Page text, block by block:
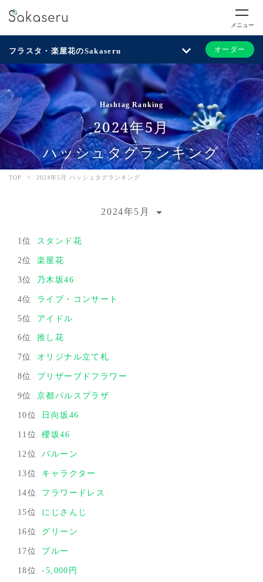
メニュー
フラスタ・楽屋花のSakaseru オーダー
Hashtag Ranking
2024年5月
ハッシュタグランキング
TOP > 2024年5月 ハッシュタグランキング
2024年5月
1位 スタンド花
2位 楽屋花
3位 乃木坂46
4位 ライブ・コンサート
5位 アイドル
6位 推し花
7位 オリジナル立て札
8位 プリザーブドフラワー
9位 京都パルスプラザ
10位 日向坂46
11位 櫻坂46
12位 バルーン
13位 キャラクター
14位 フラワードレス
15位 にじさんじ
16位 グリーン
17位 ブルー
18位 -5,000円